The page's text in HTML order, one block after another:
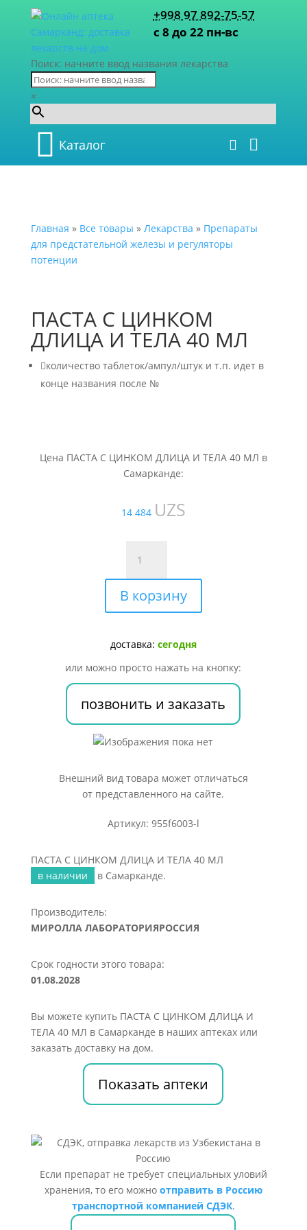
+998 97 892-75-57
с 8 до 22 пн-вс
Поиск: начните ввод названия лекарства
×
Каталог
Главная » Все товары » Лекарства » Препараты
для предстательной железы и регуляторы
потенции
ПАСТА С ЦИНКОМ
ДЛИЦА И ТЕЛА 40 МЛ
количество таблеток/ампул/штук и т.п. идет в
конце названия после №
Цена ПАСТА С ЦИНКОМ ДЛИЦА И ТЕЛА 40 МЛ в
Самарканде:
14 484 UZS
товара
ПАСТА
С
ЦИНКОМ
И
40
В корзину
доставка: сегодня
или можно просто нажать на кнопку:
позвонить и заказать
Внешний вид товара может отличаться
от представленного на сайте.
Артикул: 955f6003-l
ПАСТА С ЦИНКОМ ДЛИЦА И ТЕЛА 40 МЛ
в наличии
в Самарканде.
Производитель:
МИРОЛЛА ЛАБОРАТОРИЯРОССИЯ
Срок годности этого товара:
01.08.2028
Вы можете купить ПАСТА С ЦИНКОМ ДЛИЦА И
ТЕЛА 40 МЛ в Самарканде в наших аптеках или
заказать доставку на дом.
Показать аптеки
Если препарат не требует специальных уловий
хранения, то его можно отправить в Россию
транспортной компанией СДЭК.